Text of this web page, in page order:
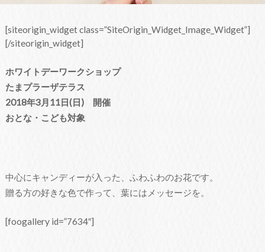
[siteorigin_widget class=”SiteOrigin_Widget_Image_Widget”]
[/siteorigin_widget]
ホワイトデーワークショップ
たまプラーザテラス
2018年3月11日(日) 開催
おとな・こども対象
中心にキャンディーが入った、ふわふわのお花です。
贈る方の好きな色で作って、葉にはメッセージを。
[foogallery id=”7634″]